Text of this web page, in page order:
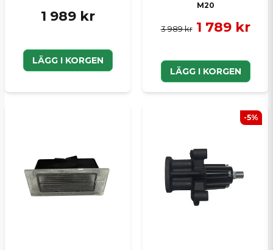
1 989 kr
LÄGG I KORGEN
M20
3 989 kr 1 789 kr
LÄGG I KORGEN
-5%